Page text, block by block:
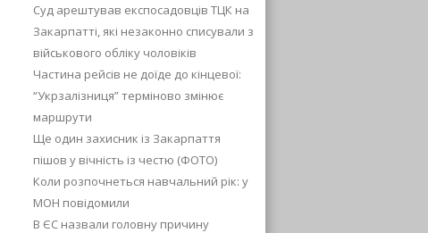
Суд арештував експосадовців ТЦК на
Закарпатті, які незаконно списували з
військового обліку чоловіків
Частина рейсів не доїде до кінцевої:
“Укрзалізниця” терміново змінює
маршрути
Ще один захисник із Закарпаття
пішов у вічність із честю (ФОТО)
Коли розпочнеться навчальний рік: у
МОН повідомили
В ЄС назвали головну причину